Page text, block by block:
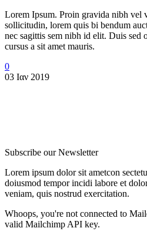
Lorem Ipsum. Proin gravida nibh vel
sollicitudin, lorem quis bi bendum
nec sagittis sem nibh id elit. Duis sed
cursus a sit amet mauris.
0
03 Ιαν 2019
Subscribe our Newsletter
Lorem ipsum dolor sit ametcon
doiusmod tempor incidi labore et
veniam, quis nostrud exercitation.
Whoops, you're not connected to
valid Mailchimp API key.